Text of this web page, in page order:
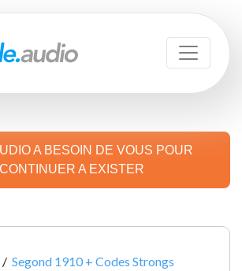
A BESOIN DE VOUS POUR
CONTINUER A EXISTER
/ Segond 1910 + Codes Strongs